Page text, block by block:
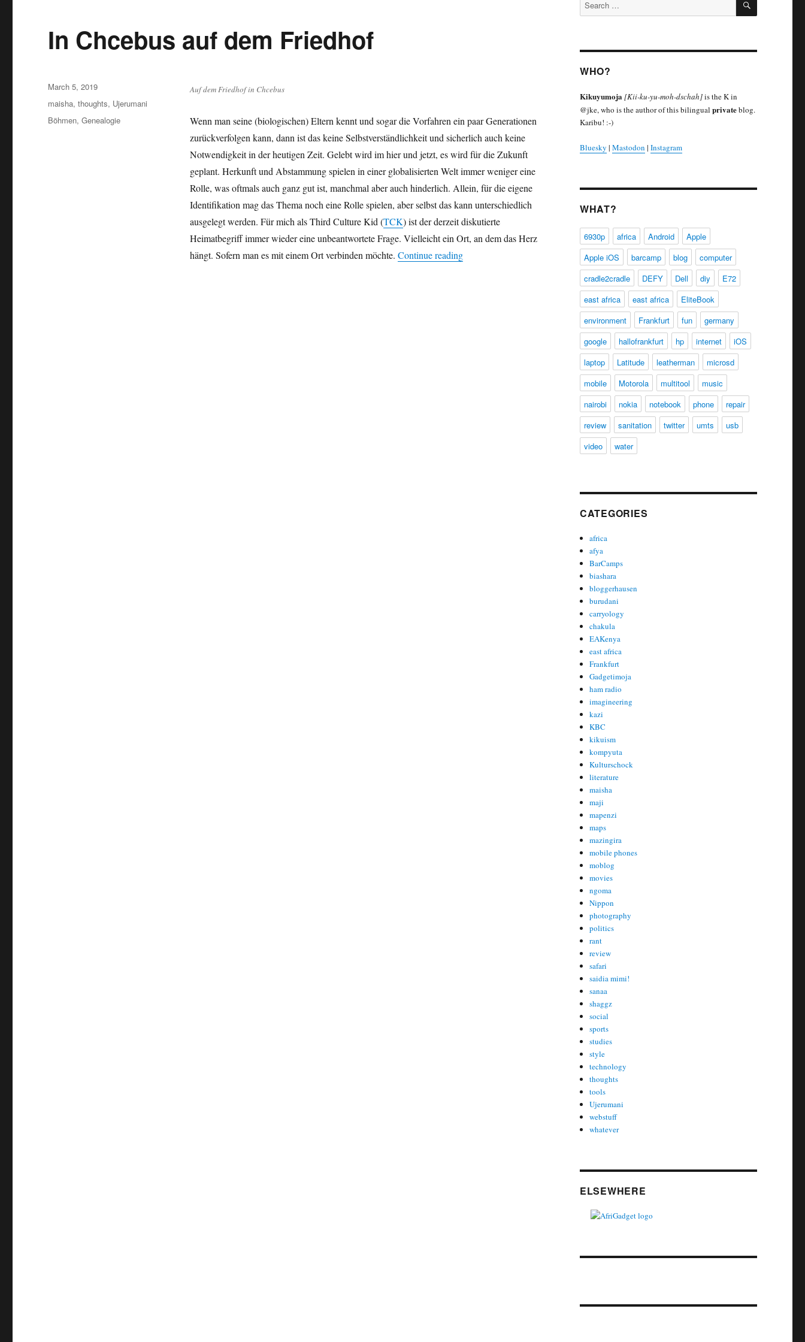
In Chcebus auf dem Friedhof
Auf dem Friedhof in Chcebus
Wenn man seine (biologischen) Eltern kennt und sogar die Vorfahren ein paar Generationen
zurückverfolgen kann, dann ist das keine Selbstverständlichkeit und sicherlich auch keine
Notwendigkeit in der heutigen Zeit. Gelebt wird im hier und jetzt, es wird für die Zukunft
geplant. Herkunft und Abstammung spielen in einer globalisierten Welt immer weniger eine
Rolle, was oftmals auch ganz gut ist, manchmal aber auch hinderlich. Allein, für die eigene
Identifikation mag das Thema noch eine Rolle spielen, aber selbst das kann unterschiedlich
ausgelegt werden. Für mich als Third Culture Kid (TCK) ist der derzeit diskutierte
Heimatbegriff immer wieder eine unbeantwortete Frage. Vielleicht ein Ort, an dem das Herz
hängt. Sofern man es mit einem Ort verbinden möchte. Continue reading“In Chcebus auf dem Friedhof”
Posted
March 5, 2019
Categories
maisha,thoughts, Ujerumani
Tags
Böhmen,Genealogie
for:
WHO?
Kikuyumoja[Kii-ku-yu-moh-dschah]is the K in
@jke, who is the author of this bilingual privateblog.
Karibu! :-)
Bluesky | Mastodon | Instagram
WHAT?
6930p africa Android
Apple
Apple iOS
barcamp blog
computer
cradle2cradle
DEFY Dell diy
E72
east africa
east africa
EliteBook
environment
Frankfurt fun
germany
google
hallofrankfurt hp internet
iOS
laptop
Latitude leatherman
microsd
mobile
Motorola multitool
music
nairobi
nokia notebook phone
repair
review
sanitation twitter umts
usb
video
water
CATEGORIES
africa
afya
BarCamps
biashara
bloggerhausen
burudani
carryology
chakula
EAKenya
east africa
Frankfurt
Gadgetimoja
ham radio
imagineering
kazi
KBC
kikuism
kompyuta
Kulturschock
literature
maisha
maji
mapenzi
maps
mazingira
mobile phones
moblog
movies
ngoma
Nippon
photography
politics
rant
review
safari
saidia mimi!
sanaa
shaggz
social
sports
studies
style
technology
thoughts
tools
Ujerumani
webstuff
whatever
ELSEWHERE